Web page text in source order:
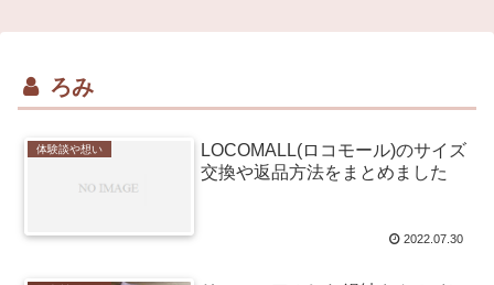
ろみ
体験談や想い
LOCOMALL(ロコモール)のサイズ
交換や返品方法をまとめました
2022.07.30